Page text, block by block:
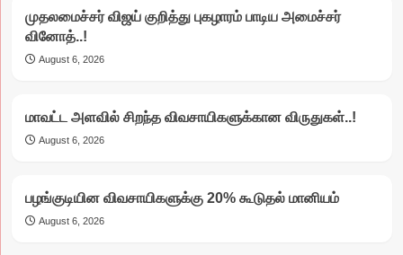
முதலமைச்சர் விஜய் குறித்து புகழாரம் பாடிய அமைச்சர்
வினோத்..!
August 6, 2026
மாவட்ட அளவில் சிறந்த விவசாயிகளுக்கான விருதுகள்..!
August 6, 2026
பழங்குடியின விவசாயிகளுக்கு 20% கூடுதல் மானியம்
August 6, 2026